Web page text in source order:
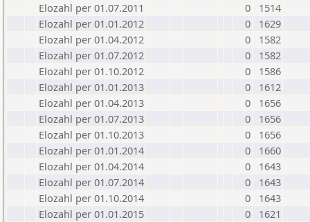
Elozahl per 01.07.2011
0
1514
Elozahl per 01.01.2012
0
1629
Elozahl per 01.04.2012
0
1582
Elozahl per 01.07.2012
0
1582
Elozahl per 01.10.2012
0
1586
Elozahl per 01.01.2013
0
1612
Elozahl per 01.04.2013
0
1656
Elozahl per 01.07.2013
0
1656
Elozahl per 01.10.2013
0
1656
Elozahl per 01.01.2014
0
1660
Elozahl per 01.04.2014
0
1643
Elozahl per 01.07.2014
0
1643
Elozahl per 01.10.2014
0
1643
Elozahl per 01.01.2015
0
1621